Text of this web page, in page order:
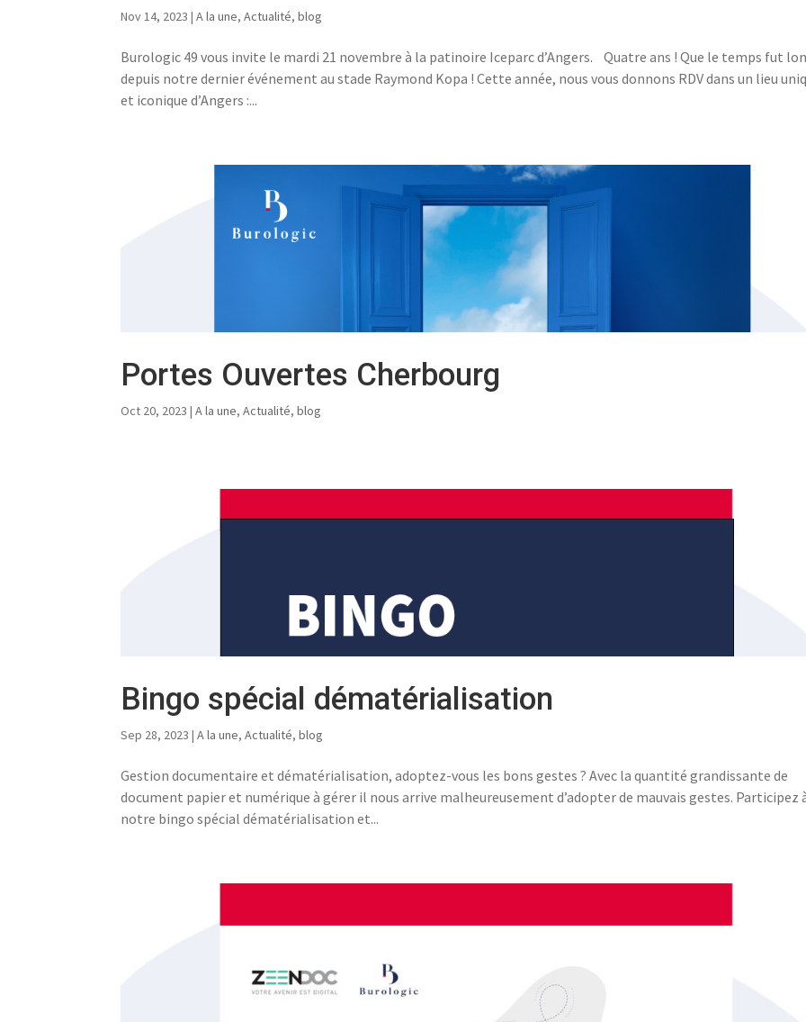
Nov 14, 2023 |A la une,Actualité,blog
Burologic 49 vous invite le mardi 21 novembre à la patinoire Iceparc d’Angers. Quatre ans ! Que le temps fut
depuis notre dernier événement au stade Raymond Kopa ! Cette année, nous vous donnons RDV dans un lieu
et iconique d’Angers :...
Portes Ouvertes Cherbourg
Oct 20, 2023 |A la une,Actualité,blog
Bingo spécial dématérialisation
Sep 28, 2023 |A la une,Actualité,blog
Gestion documentaire et dématérialisation, adoptez-vous les bons gestes ? Avec la quantité grandissante de
document papier et numérique à gérer il nous arrive malheureusement d’adopter de mauvais gestes. Participez
notre bingo spécial dématérialisation et...